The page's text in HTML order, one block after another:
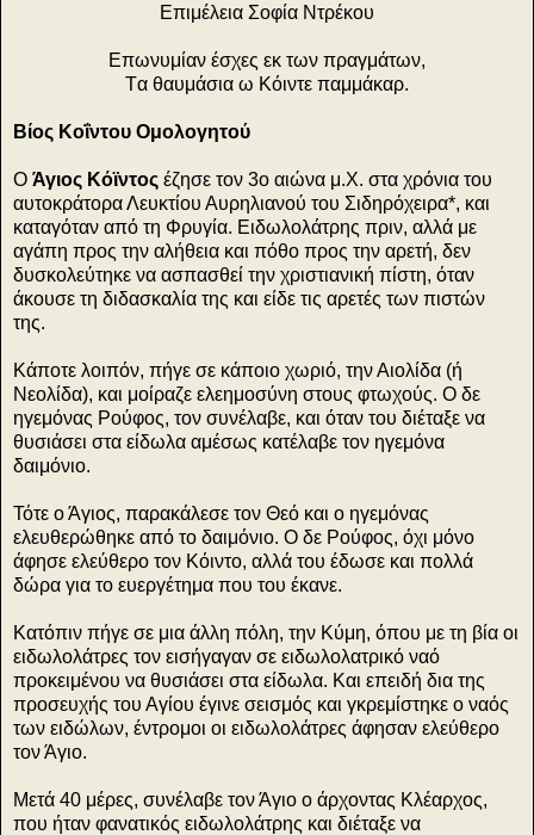
Επιμέλεια Σοφία Ντρέκου
Eπωνυμίαν έσχες εκ των πραγμάτων,
Tα θαυμάσια ω Kόιντε παμμάκαρ.
Βίος Κοΐντου Ομολογητού
Ο Άγιος Κόϊντος έζησε τον 3ο αιώνα μ.Χ. στα χρόνια του
αυτοκράτορα Λευκτίου Αυρηλιανού του Σιδηρόχειρα*, και
καταγόταν από τη Φρυγία. Ειδωλολάτρης πριν, αλλά με
αγάπη προς την αλήθεια και πόθο προς την αρετή, δεν
δυσκολεύτηκε να ασπασθεί την χριστιανική πίστη, όταν
άκουσε τη διδασκαλία της και είδε τις αρετές των πιστών
της.
Κάποτε λοιπόν, πήγε σε κάποιο χωριό, την Αιολίδα (ή
Nεολίδα), και μοίραζε ελεημοσύνη στους φτωχούς. Ο δε
ηγεμόνας Ρούφος, τον συνέλαβε, και όταν του διέταξε να
θυσιάσει στα είδωλα αμέσως κατέλαβε τον ηγεμόνα
δαιμόνιο.
Τότε ο Άγιος, παρακάλεσε τον Θεό και ο ηγεμόνας
ελευθερώθηκε από το δαιμόνιο. Ο δε Ρούφος, όχι μόνο
άφησε ελεύθερο τον Κόιντο, αλλά του έδωσε και πολλά
δώρα για το ευεργέτημα που του έκανε.
Κατόπιν πήγε σε μια άλλη πόλη, την Κύμη, όπου με τη βία οι
ειδωλολάτρες τον εισήγαγαν σε ειδωλολατρικό ναό
προκειμένου να θυσιάσει στα είδωλα. Και επειδή δια της
προσευχής του Αγίου έγινε σεισμός και γκρεμίστηκε ο ναός
των ειδώλων, έντρομοι οι ειδωλολάτρες άφησαν ελεύθερο
τον Άγιο.
Μετά 40 μέρες, συνέλαβε τον Άγιο ο άρχοντας Κλέαρχος,
που ήταν φανατικός ειδωλολάτρης και διέταξε να